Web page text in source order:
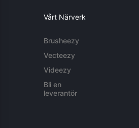
Vårt Närverk
Brusheezy
Vecteezy
Videezy
Bli en
leverantör